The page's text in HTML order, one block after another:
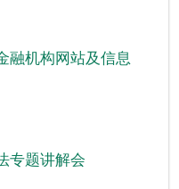
融机构网站及信息
专题讲解会